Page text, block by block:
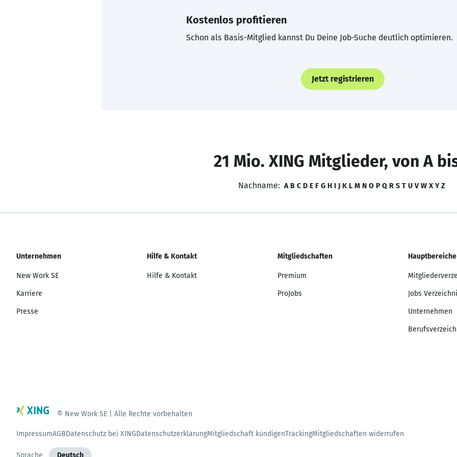
Kostenlos profitieren
Schon als Basis-Mitglied kannst Du Deine Job-Suche deutlich optimieren.
Jetzt registrieren
21 Mio. XING Mitglieder, von A
Nachname: A B C D E F G H I J K L M N O P Q R S T U V W X Y Z
Unternehmen
New Work SE
Karriere
Presse
Hilfe & Kontakt
Hilfe & Kontakt
Mitgliedschaften
Premium
ProJobs
Hauptbereiche
Jobs
Unternehmen
© New Work SE | Alle Rechte vorbehalten
ImpressumAGBDatenschutz bei XINGDatenschutzerklärungMitgliedschaft kündigenTrackingMitgliedschaften widerrufen
Sprache Deutsch